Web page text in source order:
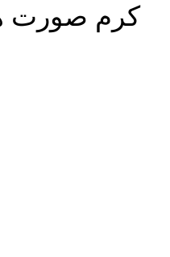
کرم صورت